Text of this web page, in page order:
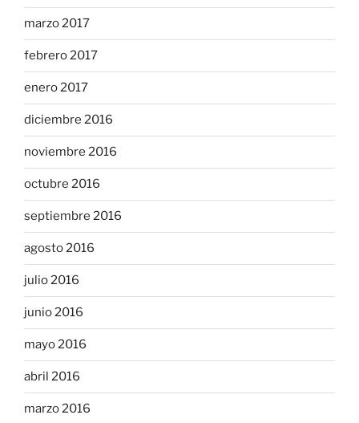
marzo 2017
febrero 2017
enero 2017
diciembre 2016
noviembre 2016
octubre 2016
septiembre 2016
agosto 2016
julio 2016
junio 2016
mayo 2016
abril 2016
marzo 2016